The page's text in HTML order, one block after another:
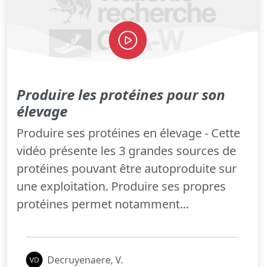
Produire les protéines pour son
élevage
Produire ses protéines en élevage - Cette
vidéo présente les 3 grandes sources de
protéines pouvant être autoproduite sur
une exploitation. Produire ses propres
protéines permet notamment...
Decruyenaere, V.